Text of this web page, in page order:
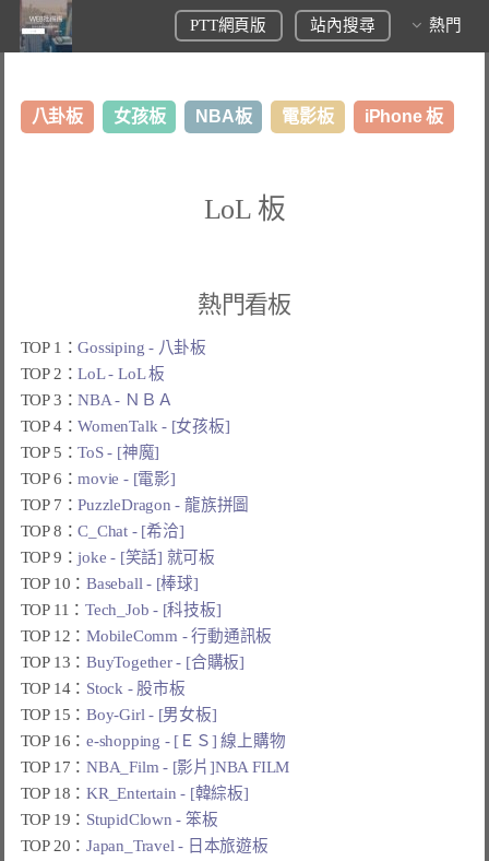
PTT網頁版 站內搜尋 熱門
八卦板 女孩板 NBA板 電影板 iPhone 板
LoL 板
熱門看板
TOP 1：Gossiping - 八卦板
TOP 2：LoL - LoL 板
TOP 3：NBA - ＮＢＡ
TOP 4：WomenTalk - [女孩板]
TOP 5：ToS - [神魔]
TOP 6：movie - [電影]
TOP 7：PuzzleDragon - 龍族拼圖
TOP 8：C_Chat - [希洽]
TOP 9：joke - [笑話] 就可板
TOP 10：Baseball - [棒球]
TOP 11：Tech_Job - [科技板]
TOP 12：MobileComm - 行動通訊板
TOP 13：BuyTogether - [合購板]
TOP 14： Stock - 股市板
TOP 15：Boy-Girl - [男女板]
TOP 16：e-shopping - [ＥＳ] 線上購物
TOP 17：NBA_Film - [影片]NBA FILM
TOP 18：KR_Entertain - [韓綜板]
TOP 19： StupidClown - 笨板
TOP 20：Japan_Travel - 日本旅遊板